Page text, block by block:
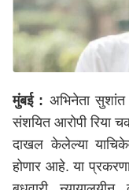
मुंबई : अभिनेता
संशयित आरोपी रिया
दाखल केलेल्या
होणार आहे. या